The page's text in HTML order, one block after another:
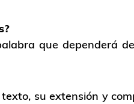
que dependerá
su extensión y